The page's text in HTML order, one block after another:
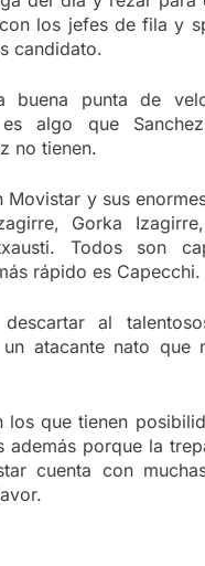
los jefes de fila y
candidato.
buena punta de
algo que
no tienen.
Movistar y sus
Gorka
Todos son
rápido es Capecchi.
al
atacante nato que
los que tienen
además porque la
cuenta con